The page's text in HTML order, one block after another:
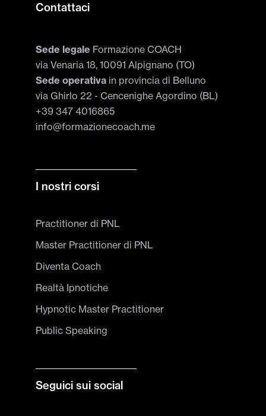
Contattaci
Sede legale Formazione COACH
via Venaria 18, 10091 Alpignano (TO)
Sede operativa in provincia di Belluno
via Ghirlo 22 - Cencenighe Agordino (BL)
+39 347 4016865
info@formazionecoach.me
I nostri corsi
Practitioner di PNL
Master Practitioner di PNL
Diventa Coach
Realtà Ipnotiche
Hypnotic Master Practitioner
Public Speaking
Seguici sui social